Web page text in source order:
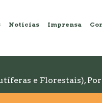
Notícias Imprensa
e Florestais),